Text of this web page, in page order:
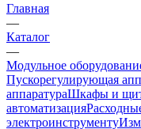
Главная
—
Каталог
—
Модульное
Пускорегулирующая
аппаратураШкафы и
автоматизация
электроинструменту